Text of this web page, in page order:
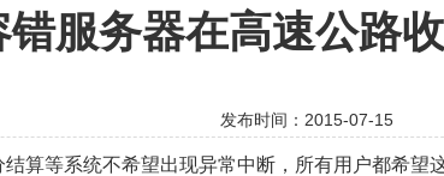
服务器在高速公路
发布时间：2015-07-15
算等系统不希望出现异常中断，所有用户都希